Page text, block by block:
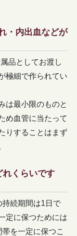
・内出血などが
品としてお渡し
極細で作られてい
は最小限のものと
め血管に当たって
りすることはまず
れくらいです
続期間は1日で
定に保つためには
を一定に保つこ